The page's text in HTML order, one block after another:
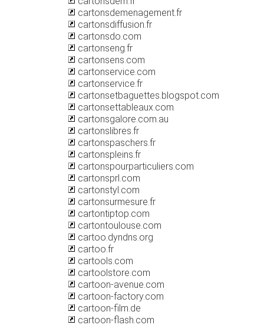
cartonsdemenagement.fr
cartonsdiffusion.fr
cartonsdo.com
cartonseng.fr
cartonsens.com
cartonservice.com
cartonservice.fr
cartonsetbaguettes.blogspot.com
cartonsettableaux.com
cartonsgalore.com.au
cartonslibres.fr
cartonspaschers.fr
cartonspleins.fr
cartonspourparticuliers.com
cartonsprl.com
cartonstyl.com
cartonsurmesure.fr
cartontiptop.com
cartontoulouse.com
cartoo.dyndns.org
cartoo.fr
cartools.com
cartoolstore.com
cartoon-avenue.com
cartoon-factory.com
cartoon-film.de
cartoon-flash.com